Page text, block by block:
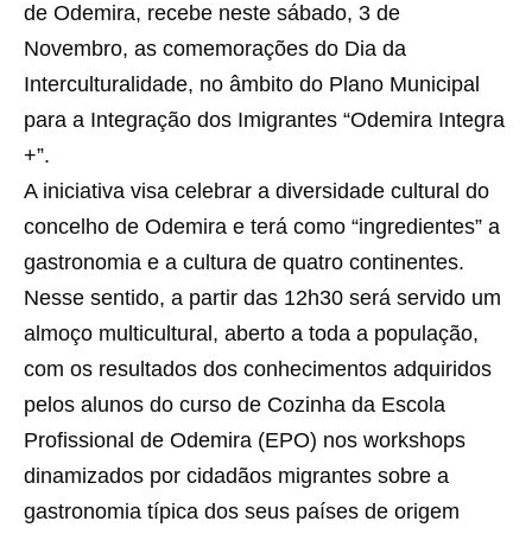
de Odemira, recebe neste sábado, 3 de
Novembro, as comemorações do Dia da
Interculturalidade, no âmbito do Plano Municipal
para a Integração dos Imigrantes “Odemira Integra
+”.
A iniciativa visa celebrar a diversidade cultural do
concelho de Odemira e terá como “ingredientes” a
gastronomia e a cultura de quatro continentes.
Nesse sentido, a partir das 12h30 será servido um
almoço multicultural, aberto a toda a população,
com os resultados dos conhecimentos adquiridos
pelos alunos do curso de Cozinha da Escola
Profissional de Odemira (EPO) nos workshops
dinamizados por cidadãos migrantes sobre a
gastronomia típica dos seus países de origem